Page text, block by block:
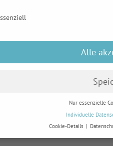
TMG für eigene Inhalte
jedoch nicht
rechtswidrige
bleiben hiervon
möglich. Bei
Alle
Nur essenzielle
Individuelle
Cookie-Details